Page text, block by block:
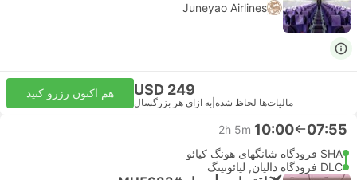
Juneyao Airlines
USD 249
مالیات‌ها لحاظ شده به ازای هر بزرگسال
هم اکنون رزرو کنید
07:55
10:00
2h 5m
SHA فرودگاه شانگهای هونگ کیائو
DLC فرودگاه دالیان, لیائونینگ